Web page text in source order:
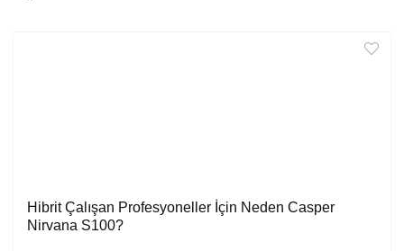
Hibrit Çalışan Profesyoneller İçin Neden Casper
Nirvana S100?